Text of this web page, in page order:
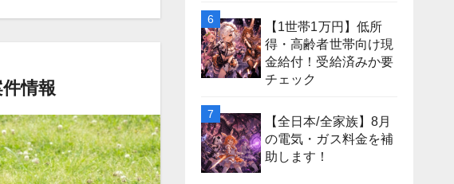
情報
【1世帯1万円】低所
得・高齢者世帯向け現
金給付！受給済みか要
チェック
【全日本/全家族】8月
の電気・ガス料金を補
助します！